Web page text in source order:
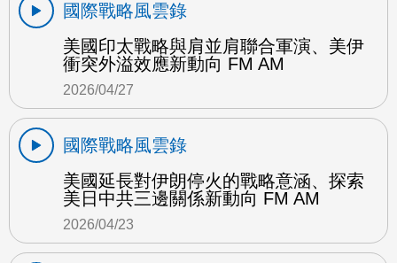
國際戰略風雲錄
美國印太戰略與肩並肩聯合軍演、美伊
衝突外溢效應新動向 FM AM
2026/04/27
國際戰略風雲錄
美國延長對伊朗停火的戰略意涵、探索
美日中共三邊關係新動向 FM AM
2026/04/23